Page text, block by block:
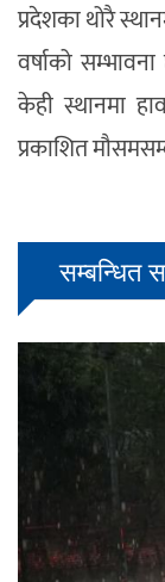
प्रदेशका थोरै
वर्षाको
केही स्थानमा
प्रकाशित
सम्बन्धित